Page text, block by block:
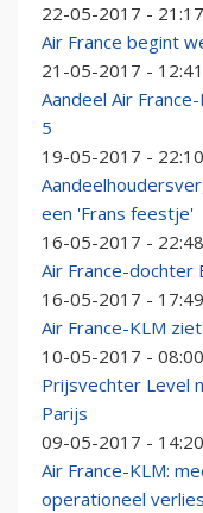
22-05-2017 - 21:17
Air France begint
21-05-2017 - 12:41
Aandeel Air
5
19-05-2017 - 22:10
een 'Frans feestje'
16-05-2017 - 22:48
Air France-
16-05-2017 - 17:49
Air France-KLM
10-05-2017 - 08:00
Prijsvechter Level
Parijs
09-05-2017 - 14:20
Air France-KLM:
operationeel verlies